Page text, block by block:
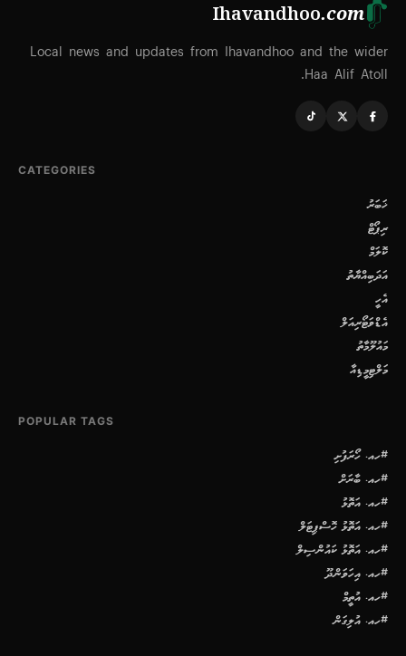
Ihavandhoo.com
Local news and updates from Ihavandhoo and the wider
Haa Alif Atoll.
CATEGORIES
ޚަބަރު
ރިޕޯޓް
ކޮލަމް
އަދަބިއްޔާތު
އެހީ
އެޑްވަޓޯރިއަލް
މައުލޫމާތު
މަލްޓިމީޑިއާ
POPULAR TAGS
#ހއ. ހޯރަފުށި
#ހއ. ބާރަށް
#ހއ. އަތޮޅު
#ހއ. އަތޮޅު ހޮސްޕިޓަލް
#ހއ. އަތޮޅު ކައުންސިލް
#ހއ. އިހަވަންދޫ
#ހއ. އުތީމް
#ހއ. އުލިގަން